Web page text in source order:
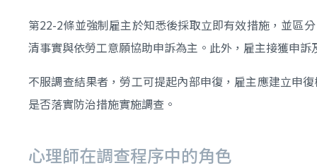
第22-2條並強制雇主於知悉後採取立即有效措施，並區
清事實與依勞工意願協助申訴為主。此外，雇主接獲申
不服調查結果者，勞工可提起內部申復，雇主應建立申
是否落實防治措施實施調查。
心理師在調查程序中的角色